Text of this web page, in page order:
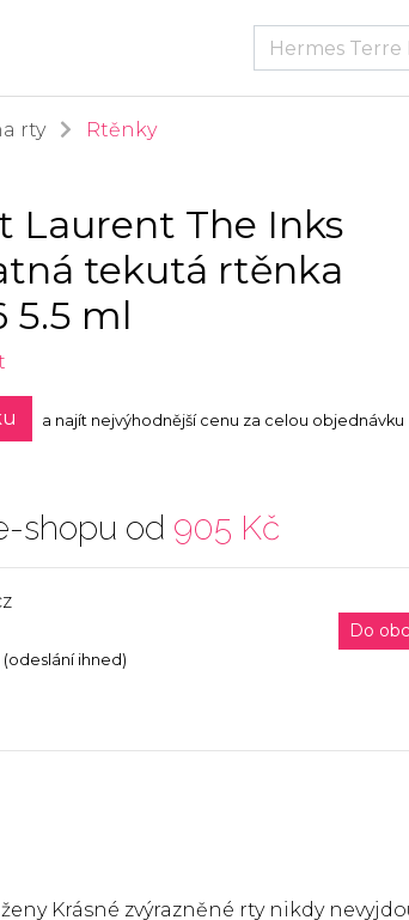
rty Rtěnky
Laurent The Inks
tekutá rtěnka
5.5 ml
a najít nejvýhodnější cenu za celou objednávku
shopu od 905 Kč
(odeslání ihned)
Do
Krásné zvýrazněné rty nikdy